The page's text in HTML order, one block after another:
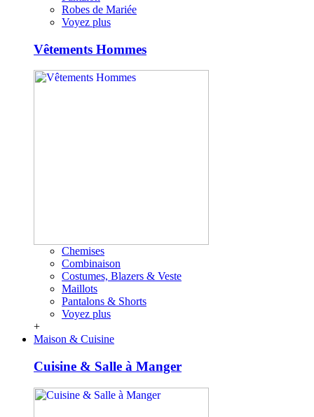
Robes de Mariée
Voyez plus
Vêtements Hommes
Chemises
Combinaison
Costumes, Blazers & Veste
Maillots
Pantalons & Shorts
Voyez plus
+
Maison & Cuisine
Cuisine & Salle à Manger